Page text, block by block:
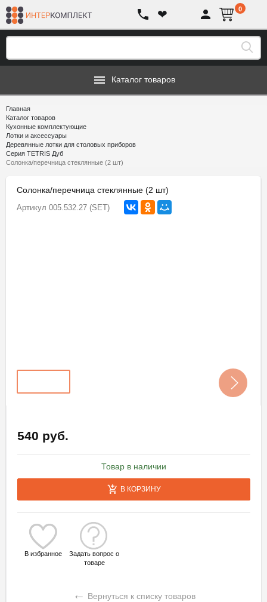
❤ 0
Каталог товаров
Главная
Каталог товаров
Кухонные комплектующие
Лотки и аксессуары
Деревянные лотки для столовых приборов
Серия TETRIS Дуб
Солонка/перечница стеклянные (2 шт)
Солонка/перечница стеклянные (2 шт)
Артикул 005.532.27 (SET)
540 руб.
Товар в наличии
В КОРЗИНУ
В избранное
Задать вопрос о
товаре
← Вернуться к списку товаров